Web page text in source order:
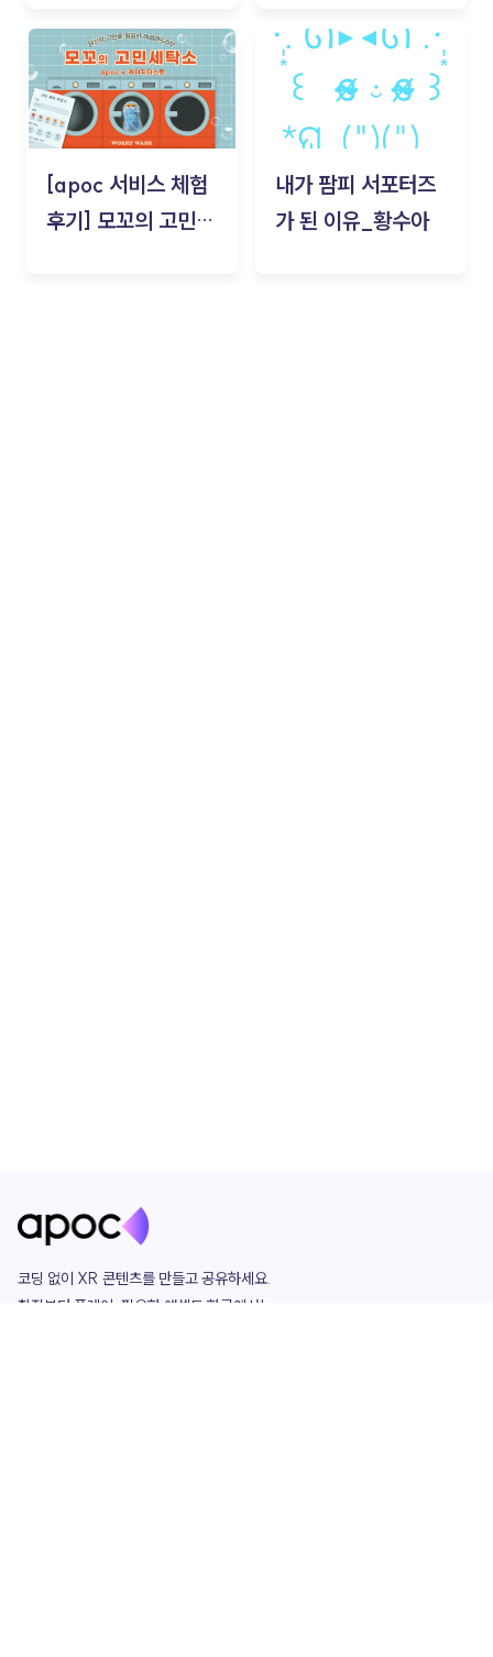
김태현
[apoc 서비스 체험
후기] 모꼬의 고민세
내가 팜피 서포터즈
가 된 이유_황수아
코딩 없이 XR 콘텐츠를 만들고 공유하세요.
창작부터 플레이, 필요한 애셋도 한곳에서!